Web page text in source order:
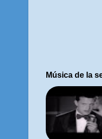
Música de la